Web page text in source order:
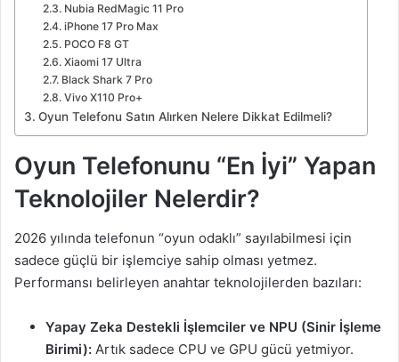
Nubia RedMagic 11 Pro
iPhone 17 Pro Max
POCO F8 GT
Xiaomi 17 Ultra
Black Shark 7 Pro
Vivo X110 Pro+
Oyun Telefonu Satın Alırken Nelere Dikkat Edilmeli?
Oyun Telefonunu “En İyi” Yapan
Teknolojiler Nelerdir?
2026 yılında telefonun “oyun odaklı” sayılabilmesi için
sadece güçlü bir işlemciye sahip olması yetmez.
Performansı belirleyen anahtar teknolojilerden bazıları:
Yapay Zeka Destekli İşlemciler ve NPU (Sinir İşleme
Birimi): Artık sadece CPU ve GPU gücü yetmiyor.